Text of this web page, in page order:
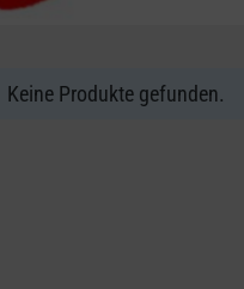
Keine Produkte gefunden.